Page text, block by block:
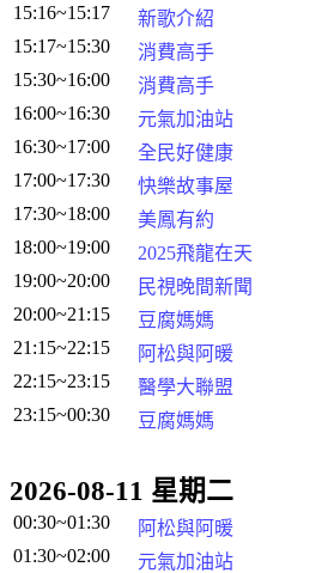
15:16~15:17
新歌介紹
15:17~15:30
消費高手
15:30~16:00
消費高手
16:00~16:30
元氣加油站
16:30~17:00
全民好健康
17:00~17:30
快樂故事屋
17:30~18:00
美鳳有約
18:00~19:00
2025飛龍在天
19:00~20:00
民視晚間新聞
20:00~21:15
豆腐媽媽
21:15~22:15
阿松與阿暖
22:15~23:15
醫學大聯盟
23:15~00:30
豆腐媽媽
2026-08-11 星期二
00:30~01:30 阿松與阿暖
01:30~02:00
元氣加油站